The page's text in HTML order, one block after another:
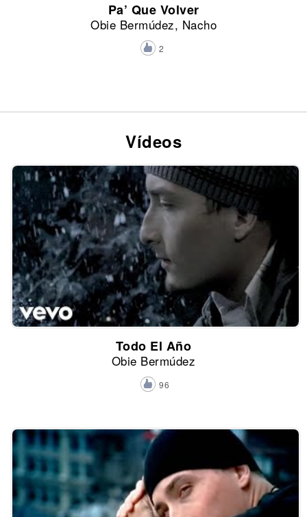
Pa’ Que Volver
Obie Bermúdez, Nacho
2
Vídeos
Todo El Año
Obie Bermúdez
96